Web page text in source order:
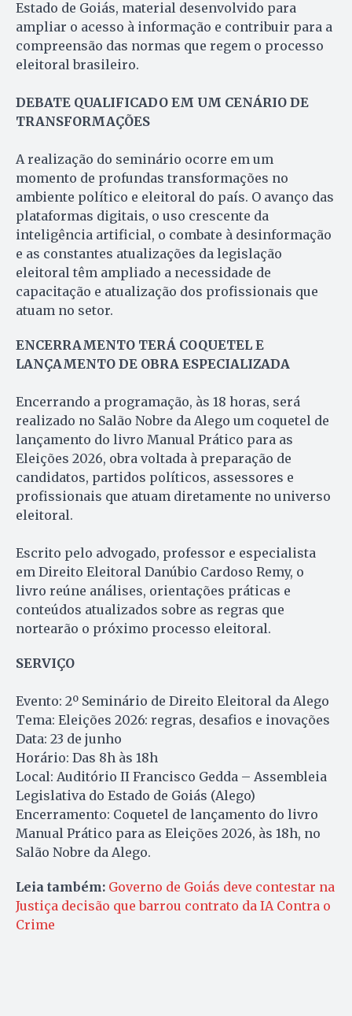
Estado de Goiás, material desenvolvido para
ampliar o acesso à informação e contribuir para a
compreensão das normas que regem o processo
eleitoral brasileiro.
DEBATE QUALIFICADO EM UM CENÁRIO DE
TRANSFORMAÇÕES
A realização do seminário ocorre em um
momento de profundas transformações no
ambiente político e eleitoral do país. O avanço das
plataformas digitais, o uso crescente da
inteligência artificial, o combate à desinformação
e as constantes atualizações da legislação
eleitoral têm ampliado a necessidade de
capacitação e atualização dos profissionais que
atuam no setor.
ENCERRAMENTO TERÁ COQUETEL E
LANÇAMENTO DE OBRA ESPECIALIZADA
Encerrando a programação, às 18 horas, será
realizado no Salão Nobre da Alego um coquetel de
lançamento do livro Manual Prático para as
Eleições 2026, obra voltada à preparação de
candidatos, partidos políticos, assessores e
profissionais que atuam diretamente no universo
eleitoral.
Escrito pelo advogado, professor e especialista
em Direito Eleitoral Danúbio Cardoso Remy, o
livro reúne análises, orientações práticas e
conteúdos atualizados sobre as regras que
nortearão o próximo processo eleitoral.
SERVIÇO
Evento: 2º Seminário de Direito Eleitoral da Alego
Tema: Eleições 2026: regras, desafios e inovações
Data: 23 de junho
Horário: Das 8h às 18h
Local: Auditório II Francisco Gedda – Assembleia
Legislativa do Estado de Goiás (Alego)
Encerramento: Coquetel de lançamento do livro
Manual Prático para as Eleições 2026, às 18h, no
Salão Nobre da Alego.
Leia também: Governo de Goiás deve contestar na
Justiça decisão que barrou contrato da IA Contra o
Crime